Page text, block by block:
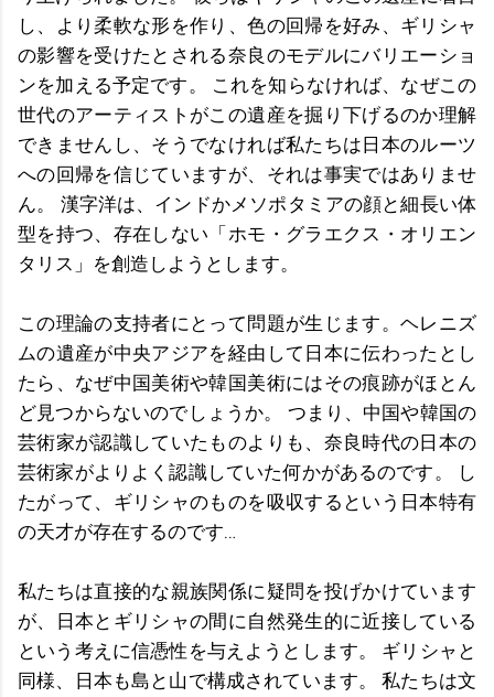
し、より柔軟な形を作り、色の回帰を好み、ギリシャ
の影響を受けたとされる奈良のモデルにバリエーショ
ンを加える予定です。 これを知らなければ、なぜこの
世代のアーティストがこの遺産を掘り下げるのか理解
できませんし、そうでなければ私たちは日本のルーツ
への回帰を信じていますが、それは事実ではありませ
ん。 漢字洋は、インドかメソポタミアの顔と細長い体
型を持つ、存在しない「ホモ・グラエクス・オリエン
タリス」を創造しようとします。
この理論の支持者にとって問題が生じます。ヘレニズ
ムの遺産が中央アジアを経由して日本に伝わったとし
たら、なぜ中国美術や韓国美術にはその痕跡がほとん
ど見つからないのでしょうか。 つまり、中国や韓国の
芸術家が認識していたものよりも、奈良時代の日本の
芸術家がよりよく認識していた何かがあるのです。 し
たがって、ギリシャのものを吸収するという日本特有
の天才が存在するのです…
私たちは直接的な親族関係に疑問を投げかけています
が、日本とギリシャの間に自然発生的に近接している
という考えに信憑性を与えようとします。 ギリシャと
同様、日本も島と山で構成されています。 私たちは文